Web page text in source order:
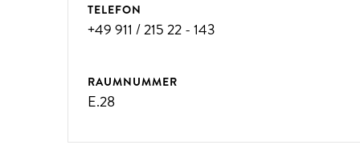
ÜBER 300
TELEFON
+49 911 / 215 22 - 143
RAUMNUMMER
E.28